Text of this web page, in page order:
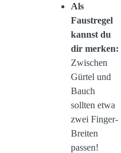
Als
Faustregel
kannst du
dir merken:
Zwischen
Gürtel und
Bauch
sollten etwa
zwei Finger-
Breiten
passen!